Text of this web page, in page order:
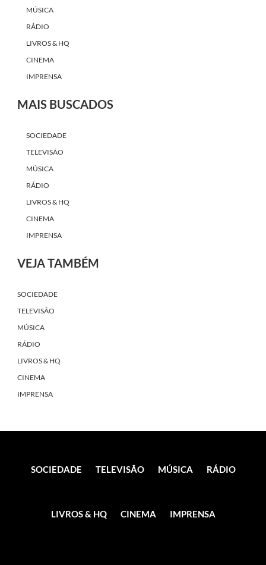
MÚSICA
RÁDIO
LIVROS & HQ
CINEMA
IMPRENSA
MAIS BUSCADOS
SOCIEDADE
TELEVISÃO
MÚSICA
RÁDIO
LIVROS & HQ
CINEMA
IMPRENSA
VEJA TAMBÉM
SOCIEDADE
TELEVISÃO
MÚSICA
RÁDIO
LIVROS & HQ
CINEMA
IMPRENSA
SOCIEDADE TELEVISÃO MÚSICA RÁDIO
LIVROS & HQ CINEMA IMPRENSA